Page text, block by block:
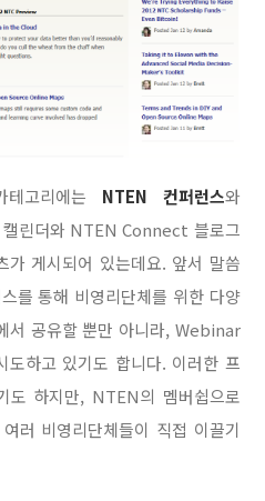
고리에는 NTEN 컨퍼런스와
린더와 NTEN Connect 블로그
게시되어 있는데요. 앞서 말씀
를 통해 비영리단체를 위한 다양
서 공유할 뿐만 아니라, Webinar
하고 있기도 합니다. 이러한 프
도 하지만, NTEN의 멤버쉽으로
러 비영리단체들이 직접 이끌기